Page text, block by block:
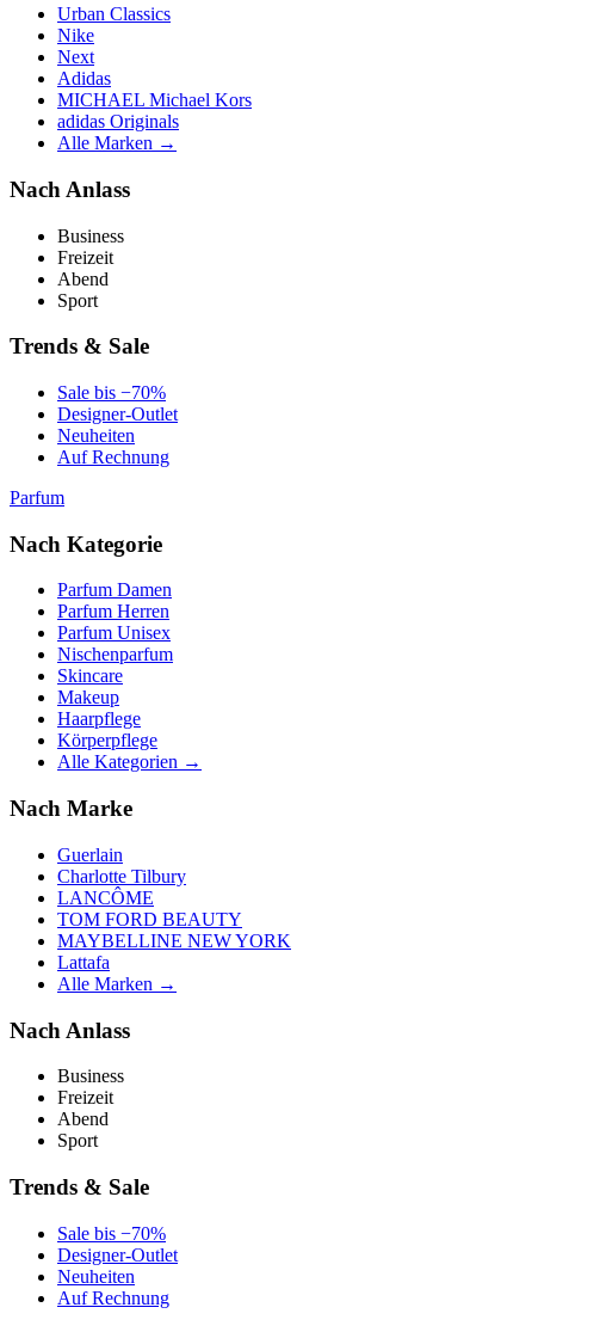
Urban Classics
Nike
Next
Adidas
MICHAEL Michael Kors
adidas Originals
Alle Marken →
Nach Anlass
Business
Freizeit
Abend
Sport
Trends & Sale
Sale bis −70%
Designer-Outlet
Neuheiten
Auf Rechnung
Parfum
Nach Kategorie
Parfum Damen
Parfum Herren
Parfum Unisex
Nischenparfum
Skincare
Makeup
Haarpflege
Körperpflege
Alle Kategorien →
Nach Marke
Guerlain
Charlotte Tilbury
LANCÔME
TOM FORD BEAUTY
MAYBELLINE NEW YORK
Lattafa
Alle Marken →
Nach Anlass
Business
Freizeit
Abend
Sport
Trends & Sale
Sale bis −70%
Designer-Outlet
Neuheiten
Auf Rechnung